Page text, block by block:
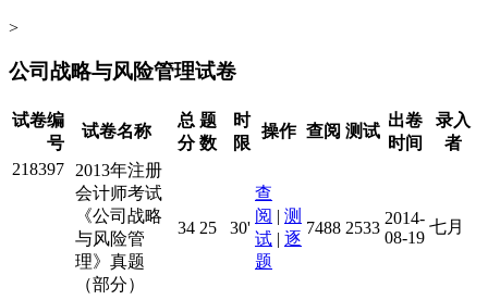
>
公司战略与风险管理试卷
试卷编
号
试卷名称
总
分
题
数
时
限
操作 查阅 测试
出卷
时间
录入
者
218397
2013年注册
会计师考试
《公司战略
与风险管
理》真题
（部分）
34 25 30'
查
阅 | 测
试 | 逐
题
7488 2533
2014-
08-19
七月